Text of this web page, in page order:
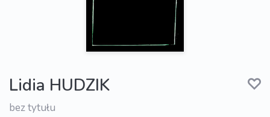
Lidia HUDZIK
bez tytułu